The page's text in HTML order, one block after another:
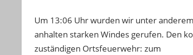
Um 13:06 Uhr wurden wir unter
anhalten starken Windes gerufen. Den
zuständigen Ortsfeuerwehr: zum